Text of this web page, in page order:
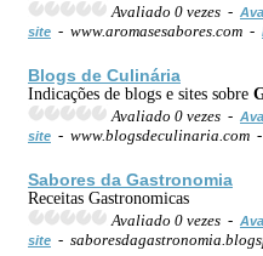
Avaliado 0 vezes -
site - www.aromasesabores.com -
Blogs de Culinária
Indicações de blogs e sites sobre
Avaliado 0 vezes -
site - www.blogsdeculinaria.com -
Sabores da Gastronomia
Receitas Gastronomicas
Avaliado 0 vezes -
site -